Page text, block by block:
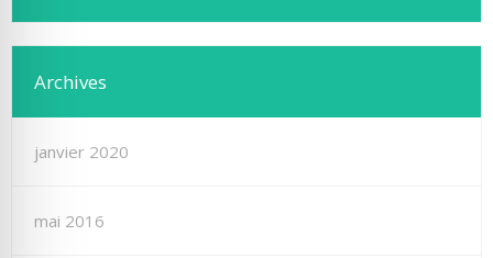
Archives
janvier 2020
mai 2016